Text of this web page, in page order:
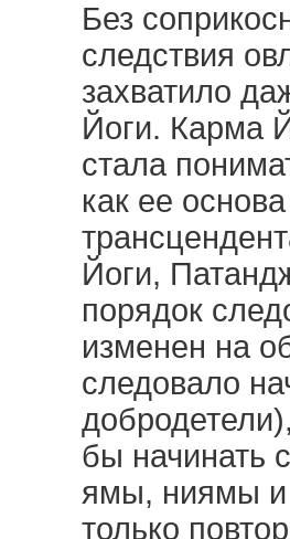
Без
следствия
захватило
Йоги. Карма
стала
как ее
Йоги,
порядок
изменен на
следовало
бы начинать
ямы, ниямы и
только